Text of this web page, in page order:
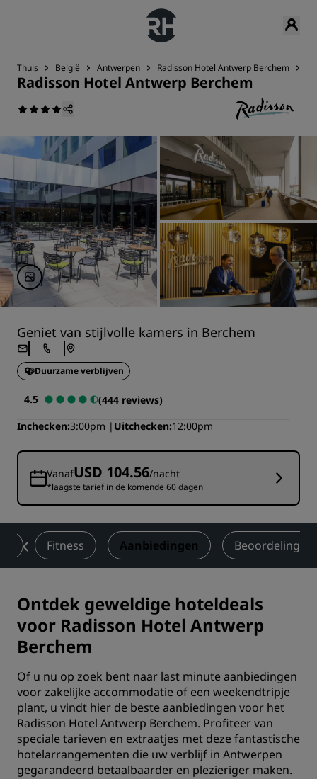
Thuis België Antwerpen Radisson Hotel Antwerp Berchem
Radisson Hotel Antwerp Berchem
Geniet van stijlvolle kamers in Berchem
Duurzame verblijven
4.5
(444 reviews)
Inchecken 3:00pm Uitchecken 12:00pm
VanafUSD 104.56/nacht
*laagste tarief in de komende 60 dagen
Fitness Aanbiedingen Beoordelingen
Ontdek geweldige hoteldeals
voor Radisson Hotel Antwerp
Berchem
Of u nu op zoek bent naar last minute aanbiedingen
voor zakelijke accommodatie of een weekendtripje
plant, u vindt hier de beste aanbiedingen voor het
Radisson Hotel Antwerp Berchem. Profiteer van
speciale tarieven en extraatjes met deze fantastische
hotelarrangementen die uw verblijf in Antwerpen
gegarandeerd betaalbaarder en plezieriger maken.